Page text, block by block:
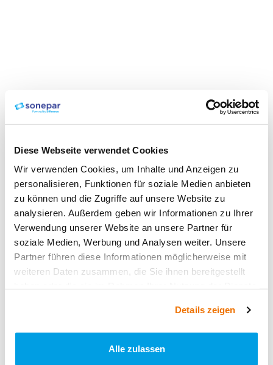
Diese Webseite verwendet Cookies
Wir verwenden Cookies, um Inhalte und Anzeigen zu
personalisieren, Funktionen für soziale Medien anbieten
zu können und die Zugriffe auf unsere Website zu
analysieren. Außerdem geben wir Informationen zu Ihrer
Verwendung unserer Website an unsere Partner für
soziale Medien, Werbung und Analysen weiter. Unsere
Partner führen diese Informationen möglicherweise mit
weiteren Daten zusammen, die Sie ihnen bereitgestellt
Details zeigen
Alle zulassen